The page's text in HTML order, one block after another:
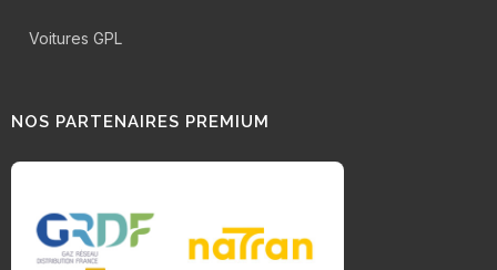
Voitures GPL
NOS PARTENAIRES PREMIUM